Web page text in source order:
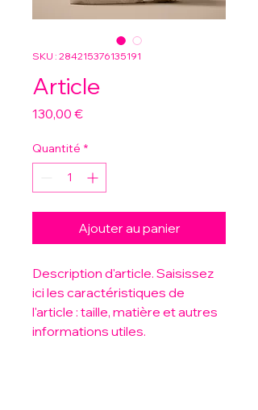
SKU : 284215376135191
Article
130,00 €Prix
Quantité *
Ajouter au panier
Description d'article. Saisissez
ici les caractéristiques de
l'article : taille, matière et autres
informations utiles.